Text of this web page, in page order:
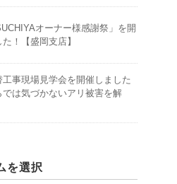
オーナー様感謝祭」を開
！【盛岡支店】
工事現場見学会を開催しました
では気づかないアリ被害を解
を選択